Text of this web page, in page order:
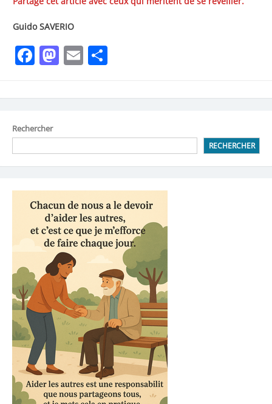
Guido SAVERIO
Facebook
Mastodon
Email
Rechercher
RECHERCHER